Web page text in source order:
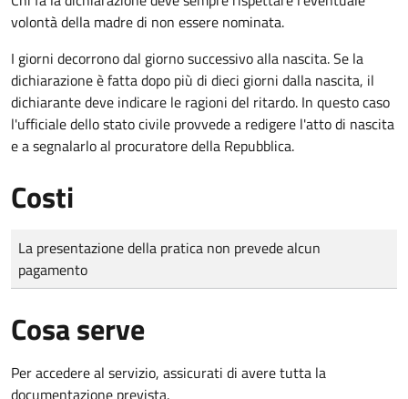
volontà della madre di non essere nominata.
I giorni decorrono dal giorno successivo alla nascita. Se la
dichiarazione è fatta dopo più di dieci giorni dalla nascita, il
dichiarante deve indicare le ragioni del ritardo. In questo caso
l'ufficiale dello stato civile provvede a redigere l'atto di nascita
e a segnalarlo al procuratore della Repubblica.
Costi
Tipo di pagamento
Importo
La presentazione della pratica non prevede alcun
pagamento
Cosa serve
Per accedere al servizio, assicurati di avere tutta la
documentazione prevista.